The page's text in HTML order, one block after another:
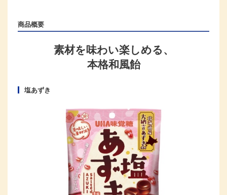
商品概要
素材を味わい楽しめる、
本格和風飴󠄀
塩あずき